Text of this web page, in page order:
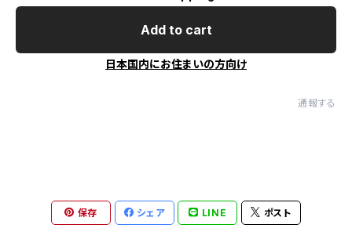
Add to cart
日本国内にお住まいの方向け
通報する
保存 シェア LINE ポスト